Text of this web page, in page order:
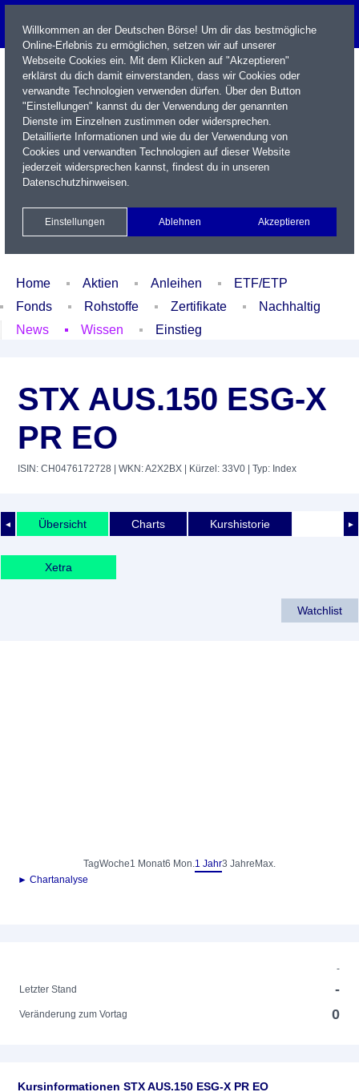
Name / WKN / ISIN / Kürzel
Xetra Realtime
Watchlist Portfolio Login
Home Aktien Anleihen
ETF/ETP
Fonds
Rohstoffe Zertifikate
Nachhaltig
News
Wissen Einstieg
STX AUS.150 ESG-X
PR EO
ISIN: CH0476172728 | WKN: A2X2BX | Kürzel: 33V0 | Typ: Index
◄ ►
Übersicht Charts Kurshistorie
Xetra
Watchlist
TagWoche1 Monat6 Mon.1 Jahr3 Jahre Max.
► Chartanalyse
-
Letzter Stand
-
Veränderung zum Vortag 0
Kursinformationen STX AUS.150 ESG-X PR EO
Willkommen an der Deutschen Börse! Um dir das bestmögliche
Online-Erlebnis zu ermöglichen, setzen wir auf unserer
Webseite Cookies ein. Mit dem Klicken auf "Akzeptieren"
erklärst du dich damit einverstanden, dass wir Cookies oder
verwandte Technologien verwenden dürfen. Über den Button
"Einstellungen" kannst du der Verwendung der genannten
Dienste im Einzelnen zustimmen oder widersprechen.
Detaillierte Informationen und wie du der Verwendung von
Cookies und verwandten Technologien auf dieser Website
jederzeit widersprechen kannst, findest du in unseren
Datenschutzhinweisen.
Einstellungen Ablehnen Akzeptieren